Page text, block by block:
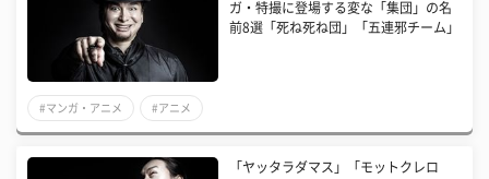
ガ・特撮に登場する変な「集団」の名
前8選「死ね死ね団」「五連邪チーム」
#マンガ・アニメ #アニメ
「ヤッタラダマス」「モットクレロ